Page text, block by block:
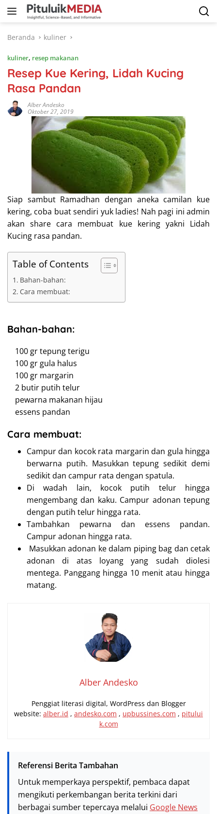
Langsung
Beranda
kuliner
kuliner, resep makanan
Resep Kue Kering, Lidah Kucing
Rasa Pandan
Alber Andesko
Oktober 27, 2019
Siap sambut Ramadhan dengan aneka camilan kue
kering, coba buat sendiri yuk ladies! Nah pagi ini admin
akan share cara membuat kue kering yakni Lidah
Kucing rasa pandan.
Table of Contents
Bahan-bahan:
Cara membuat:
Bahan-bahan:
100 gr tepung terigu
100 gr gula halus
100 gr margarin
2 butir putih telur
pewarna makanan hijau
essens pandan
Cara membuat:
Campur dan kocok rata margarin dan gula hingga
berwarna putih. Masukkan tepung sedikit demi
sedikit dan campur rata dengan spatula.
Di wadah lain, kocok putih telur hingga
mengembang dan kaku. Campur adonan tepung
dengan putih telur hingga rata.
Tambahkan pewarna dan essens pandan.
Campur adonan hingga rata.
Masukkan adonan ke dalam piping bag dan cetak
adonan di atas loyang yang sudah diolesi
mentega. Panggang hingga 10 menit atau hingga
matang.
Alber Andesko
Penggiat literasi digital, WordPress dan Blogger
website: alber.id , andesko.com , upbussines.com , pitului
k.com
Referensi Berita Tambahan
Untuk memperkaya perspektif, pembaca dapat
mengikuti perkembangan berita terkini dari
berbagai sumber tepercaya melalui Google News